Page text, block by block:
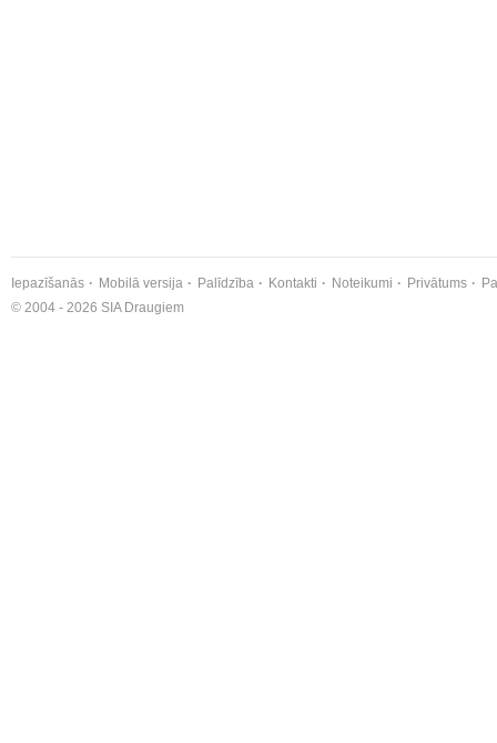
Iepazīšanās Mobilā versija Palīdzība Kontakti Noteikumi Privātums
© 2004 - 2026 SIA Draugiem